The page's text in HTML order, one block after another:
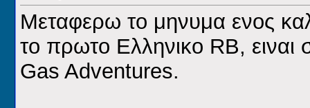
Μεταφερω το μηνυμα ενος
το πρωτο Ελληνικο RB, ειναι
Gas Adventures.